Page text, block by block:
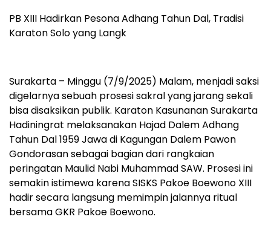
PB XIII Hadirkan Pesona Adhang Tahun Dal, Tradisi
Karaton Solo yang Langk
Surakarta – Minggu (7/9/2025) Malam, menjadi saksi
digelarnya sebuah prosesi sakral yang jarang sekali
bisa disaksikan publik. Karaton Kasunanan Surakarta
Hadiningrat melaksanakan Hajad Dalem Adhang
Tahun Dal 1959 Jawa di Kagungan Dalem Pawon
Gondorasan sebagai bagian dari rangkaian
peringatan Maulid Nabi Muhammad SAW. Prosesi ini
semakin istimewa karena SISKS Pakoe Boewono XIII
hadir secara langsung memimpin jalannya ritual
bersama GKR Pakoe Boewono.